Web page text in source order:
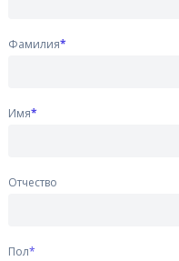
Фамилия*
Имя*
Отчество
Пол*